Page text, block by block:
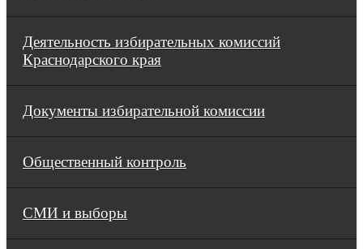
Деятельность избирательных комиссий
Краснодарского края
Документы избирательной комиссии
Общественный контроль
СМИ и выборы